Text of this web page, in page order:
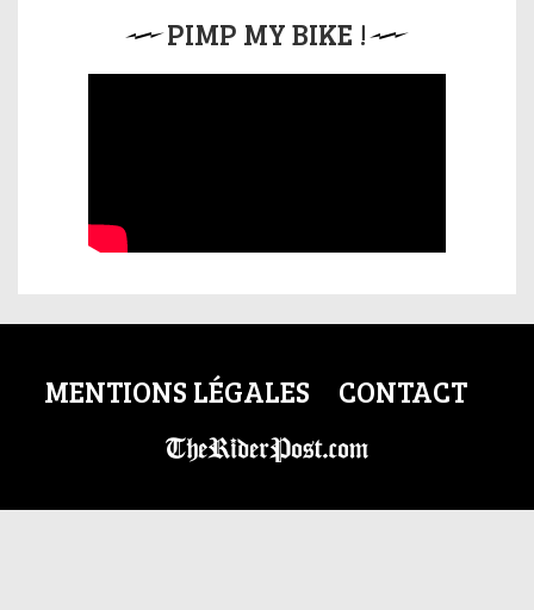
PIMP MY BIKE !
MENTIONS LÉGALES CONTACT